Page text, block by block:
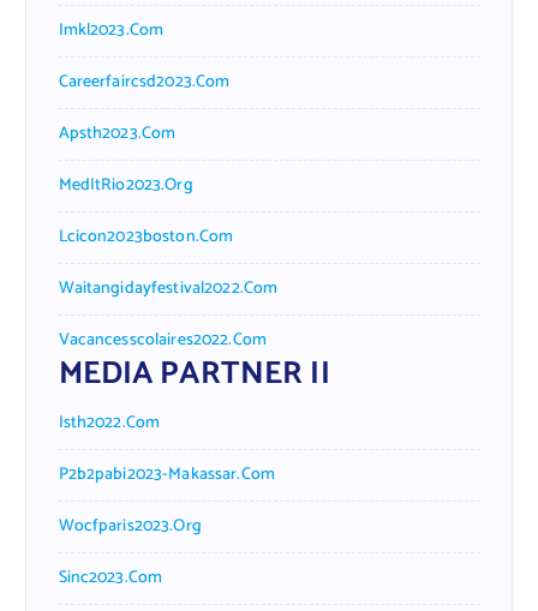
Imkl2023.com
Careerfaircsd2023.com
Apsth2023.com
MedItRio2023.org
Lcicon2023boston.com
Waitangidayfestival2022.com
Vacancesscolaires2022.com
MEDIA PARTNER II
Isth2022.com
P2b2pabi2023-Makassar.com
Wocfparis2023.org
Sinc2023.com